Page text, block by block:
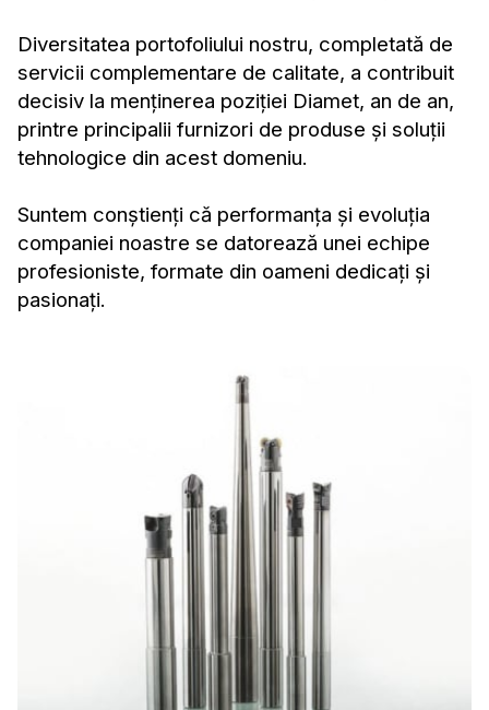
Diversitatea portofoliului nostru, completată de
servicii complementare de calitate, a contribuit
decisiv la menținerea poziției Diamet, an de an,
printre principalii furnizori de produse și soluții
tehnologice din acest domeniu.
Suntem conștienți că performanța și evoluția
companiei noastre se datorează unei echipe
profesioniste, formate din oameni dedicați și
pasionați.